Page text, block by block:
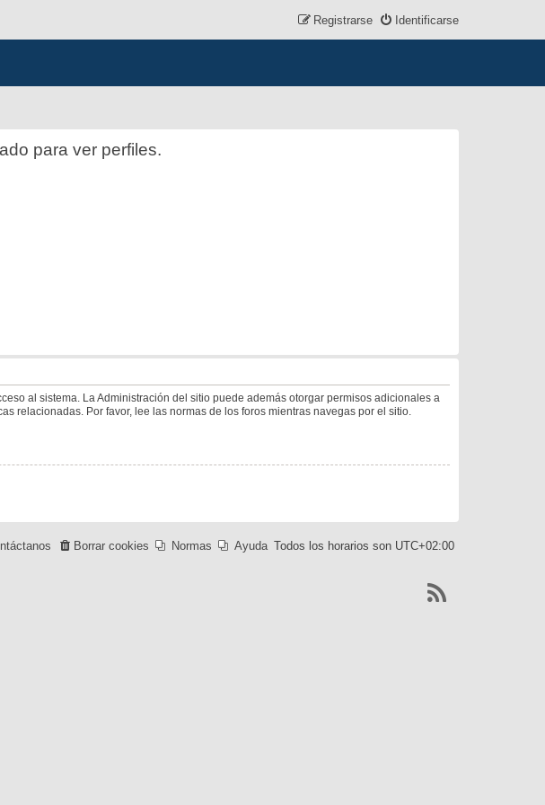
Identificarse
Registrarse
para ver perfiles.
al sistema. La Administración del sitio puede además otorgar permisos adicionales a
relacionadas. Por favor, lee las normas de los foros mientras navegas por el sitio.
Todos los horarios son UTC+02:00
Ayuda
Normas
Borrar cookies